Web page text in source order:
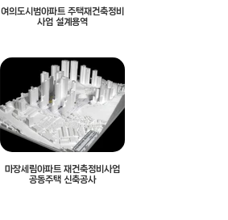
여의도시범아파트 주택재건축정비
사업 설계용역
마장세림아파트 재건축정비사업
공동주택 신축공사